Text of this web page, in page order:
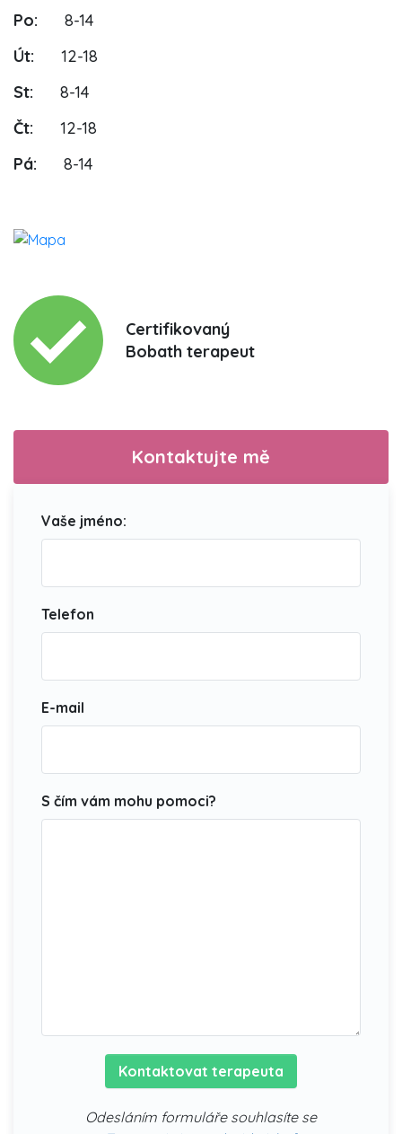
Po:
8-14
Út:
12-18
St:
8-14
Čt:
12-18
Pá:
8-14
Certifikovaný
Bobath terapeut
Kontaktujte mě
Vaše jméno:
Telefon
E-mail
S čím vám mohu pomoci?
Kontaktovat terapeuta
Odesláním formuláře souhlasíte se